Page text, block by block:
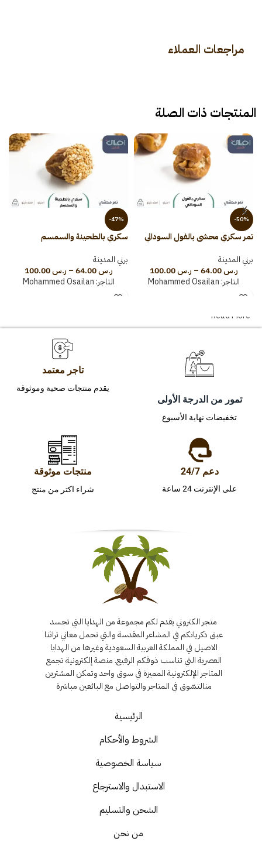
مراجعات العملاء
المنتجات ذات الصلة
-50%
تمر سكري محشي بالفول السوداني
برني المدينة
ر.س64.00
– ر.س100.00
التاجر: Mohammed Osailan
-47%
سكري بالطحينة والسمسم
برني المدينة
ر.س64.00
– ر.س100.00
التاجر: Mohammed Osailan
Read More
تمور من الدرجة الأولى
تخفيضات نهاية الأسبوع
تاجر معتمد
يقدم منتجات صحية وموثوقة
دعم 24/7
على الإنترنت 24 ساعة
منتجات موثوقة
شراء اكتر من منتج
متجر الكتروني يقدم لكم مجموعة من الهدايا التي تجسد
عبق ذكرياتكم في المشاعر المقدسة والتي تحمل معاني تراثنا
الاصيل في المملكة العربية السعودية وغيرها من الهدايا
العصرية التي تناسب ذوقكم الرفيع. منصة إلكترونية تجمع
المتاجر الإلكترونية المميزة في سوق واحد وتمكن المشترين
منالتسّوق في المتاجر والتواصل مع البائعين مباشرة
الرئيسية
الشروط والأحكام
سياسة الخصوصية
الاستبدال والاسترجاع
الشحن والتسليم
من نحن